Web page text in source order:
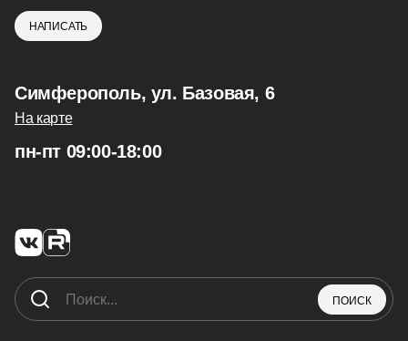
НАПИСАТЬ
Симферополь, ул. Базовая, 6
На карте
пн-пт 09:00-18:00
ПОИСК